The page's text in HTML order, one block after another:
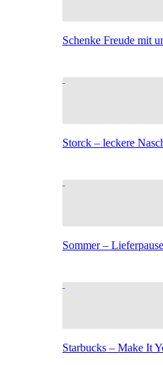
Schenke Freude mit
Storck – leckere
Sommer –
Starbucks – Make It